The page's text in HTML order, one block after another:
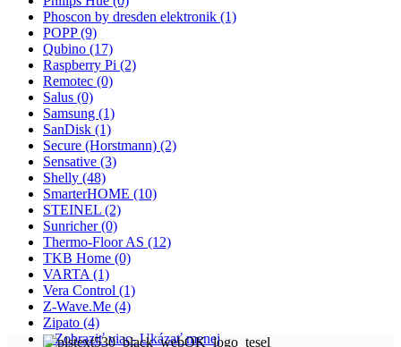
Phoscon by dresden elektronik (1)
POPP(9)
Qubino (17)
Raspberry Pi (2)
Remotec (0)
Salus (0)
Samsung (1)
SanDisk (1)
Secure (Horstmann) (2)
Sensative (3)
Shelly (48)
SmarterHOME (10)
STEINEL (2)
Sunricher(0)
Thermo-Floor AS (12)
TKB Home (0)
VARTA (1)
Vera Control (1)
Z-Wave.Me (4)
Zipato (4)
+ Zobraziť viac- Ukázať menej